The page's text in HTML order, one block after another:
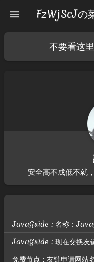
menu FzWjScJの
不要看这
安全高不成低不就